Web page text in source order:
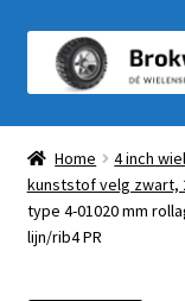
door
navigatie
naar
inhoud
Winkel
Winkelmandje
Afrekenen
Home 4 inch
kunststof velg zwart,
type 4-01020 mm
lijn/rib4 PR